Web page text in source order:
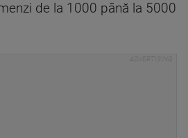
de la 1000 până la 5000